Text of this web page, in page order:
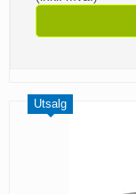
Utsalg